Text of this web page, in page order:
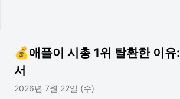
💰애플이 시총 1위 탈환한 이
서
2026년 7월 22일 (수)